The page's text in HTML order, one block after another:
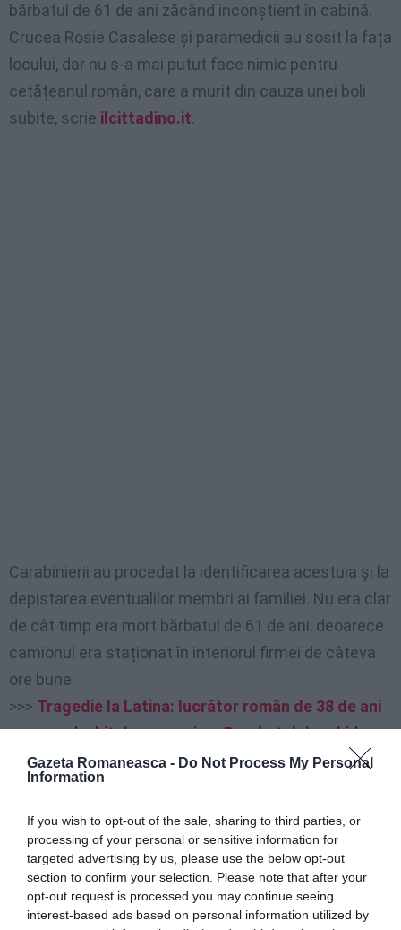
Gazeta Romaneasca - Do Not Process My Personal
Information
If you wish to opt-out of the sale, sharing to third parties, or
processing of your personal or sensitive information for
targeted advertising by us, please use the below opt-out
section to confirm your selection. Please note that after your
opt-out request is processed you may continue seeing
interest-based ads based on personal information utilized by
bărbatul de 61 de ani zăcând inconștient în cabină.
Crucea Rosie Casalese și paramedicii au sosit la fața
locului, dar nu s-a mai putut face nimic pentru
cetățeanul român, care a murit din cauza unei boli
subite, scrie ilcittadino.it.
Carabinierii au procedat la identificarea acestuia și la
depistarea eventualilor membri ai familiei. Nu era clar
de cât timp era mort bărbatul de 61 de ani, deoarece
camionul era staționat în interiorul firmei de câteva
ore bune.
>>> Tragedie la Latina: lucrător român de 38 de ani
moare zdrobit de un camion. Parchetul deschide o
anchetă
Condiții de muncă solicitante
Decesele subite ale șoferilor de camion nu sunt rare
și sunt adesea atribuite condițiilor de muncă
solicitante. Factorii de risc includ perioade lungi de